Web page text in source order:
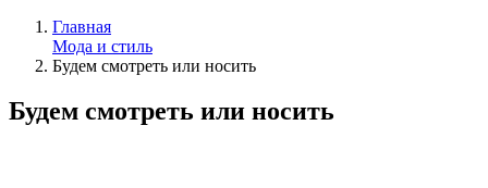
Главная
Мода и стиль
Будем смотреть или носить
Будем смотреть или носить